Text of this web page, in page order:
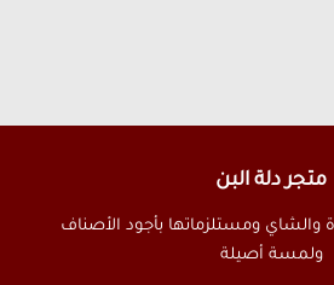
متجر دلة البن
والشاي ومستلزماتها بأجود الأصناف
ولمسة أصيلة